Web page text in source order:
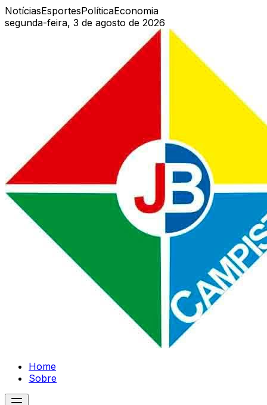
NotíciasEsportesPolíticaEconomia
segunda-feira, 3 de agosto de 2026
Home
Sobre